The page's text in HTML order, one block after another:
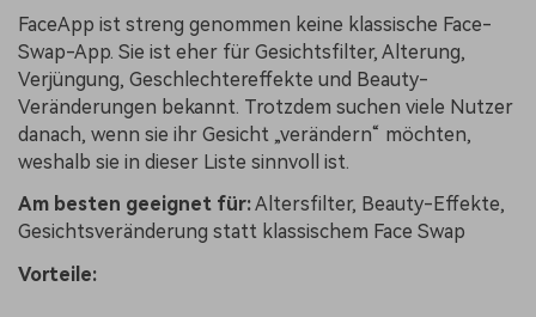
FaceApp ist streng genommen keine klassische Face-
Swap-App. Sie ist eher für Gesichtsfilter, Alterung,
Verjüngung, Geschlechtereffekte und Beauty-
Veränderungen bekannt. Trotzdem suchen viele Nutzer
danach, wenn sie ihr Gesicht „verändern“ möchten,
weshalb sie in dieser Liste sinnvoll ist.
Am besten geeignet für:Altersfilter, Beauty-Effekte,
Gesichtsveränderung statt klassischem Face Swap
Vorteile: